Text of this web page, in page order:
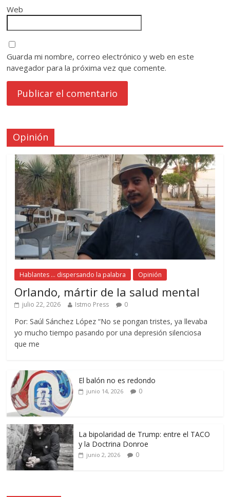
Web
Guarda mi nombre, correo electrónico y web en este
navegador para la próxima vez que comente.
Opinión
Hablantes ... dispersando la palabra Opinión
Orlando, mártir de la salud mental
julio 22, 2026 Istmo Press 0
Por: Saúl Sánchez López “No se pongan tristes, ya llevaba
yo mucho tiempo pasando por una depresión silenciosa
que me
El balón no es redondo
junio 14, 2026 0
La bipolaridad de Trump: entre el TACO
y la Doctrina Donroe
junio 2, 2026 0